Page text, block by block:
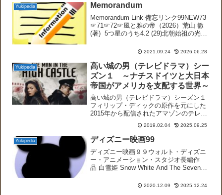
賞ミニシリーズ・テレ...
Yukipedia Memorandum
Memorandum Link 備忘リンク99NEW73
☞71☞72☞風と雅の帝（2026）荒山 徹
(著) 5つ星のうち4.2 (29)北朝始祖の光厳
天皇の子、第89代後深草天皇の持明院統
2021.09.24 2026.06.28
Yukipedia
高い城の男（テレビドラマ）シー
ズン１ ～ナチスドイツと大日本
帝国がアメリカを支配する世界～
高い城の男（テレビドラマ）シーズン１
フィリップ・ディックの原作を元にした
2015年から配信されたアマゾンのテレビ
ドラマ,。ウィキペディアでは各回のあら
すじを数行で確認できます。米国のドラ
マですが、大日本帝国が主要な背景とし
て描かれており、日...
2019.02.04 2025.09.25
Yukipedia ディズニー映画99
ディズニー映画９９ウォルト・ディズニ
ー・アニメーション・スタジオ長編作
品 白雪姫 Snow White And The Seven
知られている白雪姫の長編アニメ化。世
2020.12.09 2025.12.24